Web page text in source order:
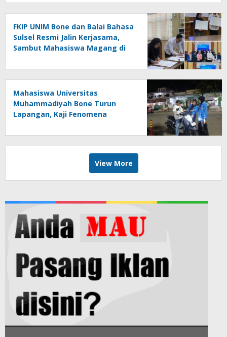
FKIP UNIM Bone dan Balai Bahasa
Sulsel Resmi Jalin Kerjasama,
Sambut Mahasiswa Magang di
Mahasiswa Universitas
Muhammadiyah Bone Turun
Lapangan, Kaji Fenomena
melalui Riset FOTOFOBIA
View More